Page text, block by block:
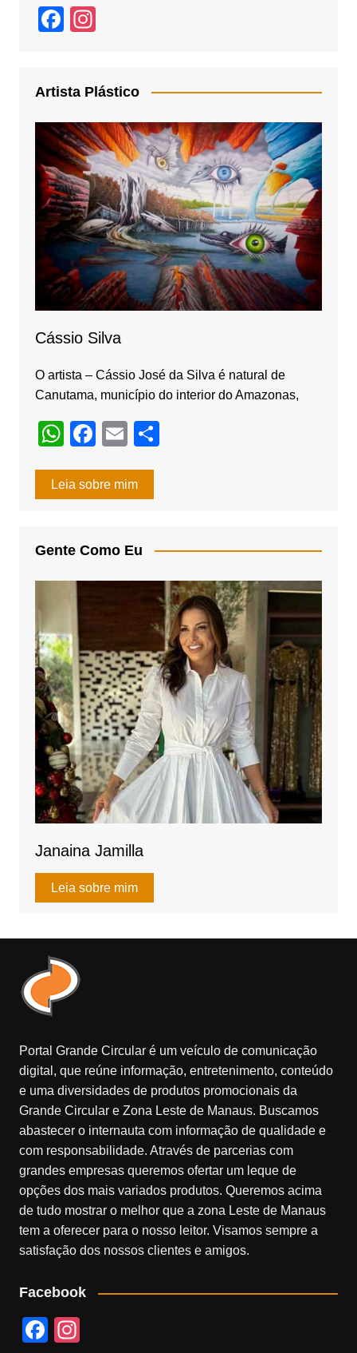
F
e
b
o
o
k
In
gr
a
m
Artista Plástico
Cássio Silva
O artista – Cássio José da Silva é natural de
Canutama, município do interior do Amazonas,
W
at
p
p
F
c
o
o
E
ail
Leia sobre mim
Gente Como Eu
Janaina Jamilla
Leia sobre mim
Portal Grande Circular é um veículo de comunicação
digital, que reúne informação, entretenimento, conteúdo
e uma diversidades de produtos promocionais da
Grande Circular e Zona Leste de Manaus. Buscamos
abastecer o internauta com informação de qualidade e
com responsabilidade. Através de parcerias com
grandes empresas queremos ofertar um leque de
opções dos mais variados produtos. Queremos acima
de tudo mostrar o melhor que a zona Leste de Manaus
tem a oferecer para o nosso leitor. Visamos sempre a
satisfação dos nossos clientes e amigos.
Facebook
F